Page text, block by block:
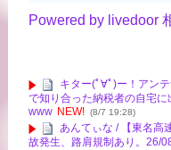
Powered by livedoor
キター(ﾟ∀ﾟ)ー！アン
で知り合った納税者の自宅
www NEW! (8/7 19:28)
あんてぃな / 【東名高
故発生、路肩規制あり。26/